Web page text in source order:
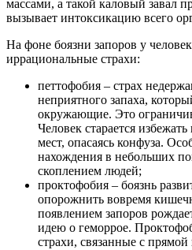
массами, а такой каловый завал
вызывает интоксикацию всего
На фоне боязни запоров у
иррациональные страхи:
петтофобия – страх
неприятного запаха,
окружающие. Это
Человек старается
мест, опасаясь конфуза.
нахождения в небольших
скоплением людей;
проктофобия – боязнь
опорожнить вовремя
появлением запоров
идею о геморрое.
страхи, связанные с